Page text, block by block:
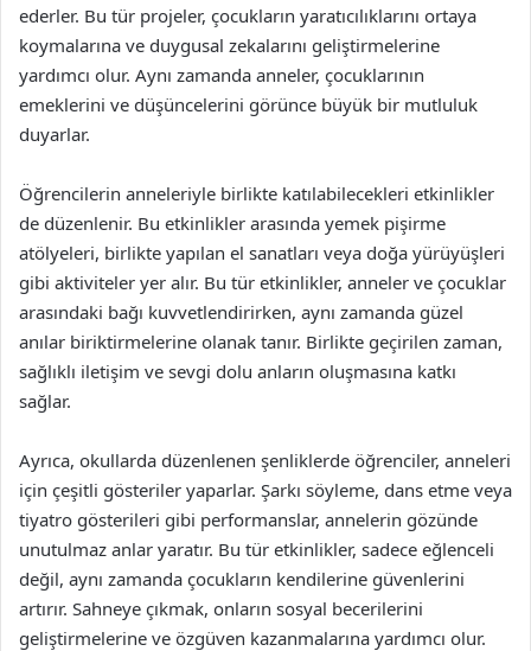
ederler. Bu tür projeler, çocukların yaratıcılıklarını ortaya
koymalarına ve duygusal zekalarını geliştirmelerine
yardımcı olur. Aynı zamanda anneler, çocuklarının
emeklerini ve düşüncelerini görünce büyük bir mutluluk
duyarlar.
Öğrencilerin anneleriyle birlikte katılabilecekleri etkinlikler
de düzenlenir. Bu etkinlikler arasında yemek pişirme
atölyeleri, birlikte yapılan el sanatları veya doğa yürüyüşleri
gibi aktiviteler yer alır. Bu tür etkinlikler, anneler ve çocuklar
arasındaki bağı kuvvetlendirirken, aynı zamanda güzel
anılar biriktirmelerine olanak tanır. Birlikte geçirilen zaman,
sağlıklı iletişim ve sevgi dolu anların oluşmasına katkı
sağlar.
Ayrıca, okullarda düzenlenen şenliklerde öğrenciler, anneleri
için çeşitli gösteriler yaparlar. Şarkı söyleme, dans etme veya
tiyatro gösterileri gibi performanslar, annelerin gözünde
unutulmaz anlar yaratır. Bu tür etkinlikler, sadece eğlenceli
değil, aynı zamanda çocukların kendilerine güvenlerini
artırır. Sahneye çıkmak, onların sosyal becerilerini
geliştirmelerine ve özgüven kazanmalarına yardımcı olur.